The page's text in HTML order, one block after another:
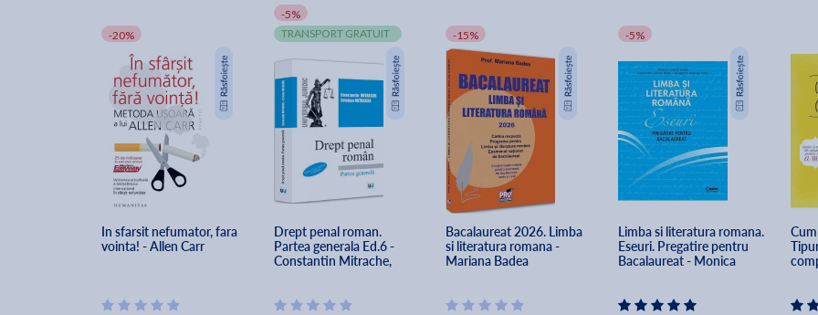
-20%
In sfarsit nefumator, fara
vointa! - Allen Carr
-5%
TRANSPORT GRATUIT
Drept penal roman.
Partea generala Ed.6 -
Constantin Mitrache,
-15%
Bacalaureat 2026. Limba
si literatura romana -
Mariana Badea
-5%
Limba si literatura romana.
Eseuri. Pregatire pentru
Bacalaureat - Monica
Georgiana Andreea Nistor